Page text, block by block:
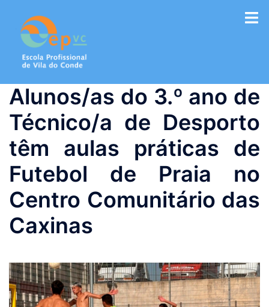
conteúdo
Alunos/as do 3.º ano de
Técnico/a de Desporto
têm aulas práticas de
Futebol de Praia no
Centro Comunitário das
Caxinas